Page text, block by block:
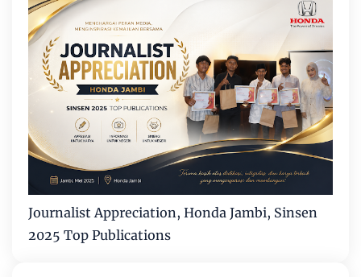
Journalist Appreciation, Honda Jambi, Sinsen
2025 Top Publications